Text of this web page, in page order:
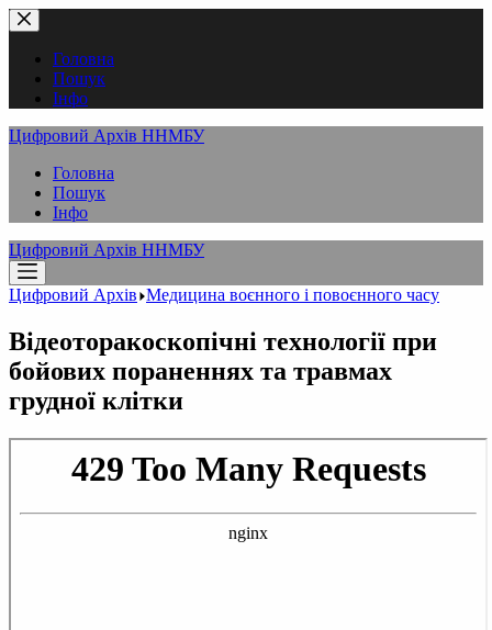
Перейти
до
вмістуГоловна
Пошук
Інфо
Цифровий Архів ННМБУ
Головна
Пошук
Інфо
Цифровий Архів ННМБУ
Цифровий Архів Медицина воєнного і повоєнного часу
Відеоторакоскопічні технології при
бойових пораненнях та травмах
грудної клітки